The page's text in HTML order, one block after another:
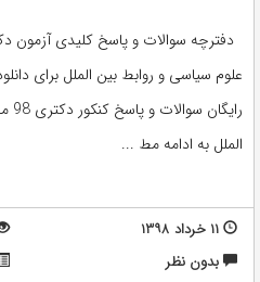
علوم سیاسی و روابط بین الملل برای
الملل به ادامه مط ...
۱۱ خرداد ۱۳۹۸
بدون نظر